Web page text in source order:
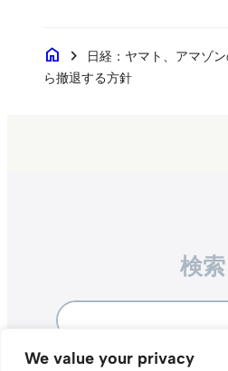
We value your privacy
home chevron_right
日経：ヤマト、アマゾ
ら撤退する方針
検索